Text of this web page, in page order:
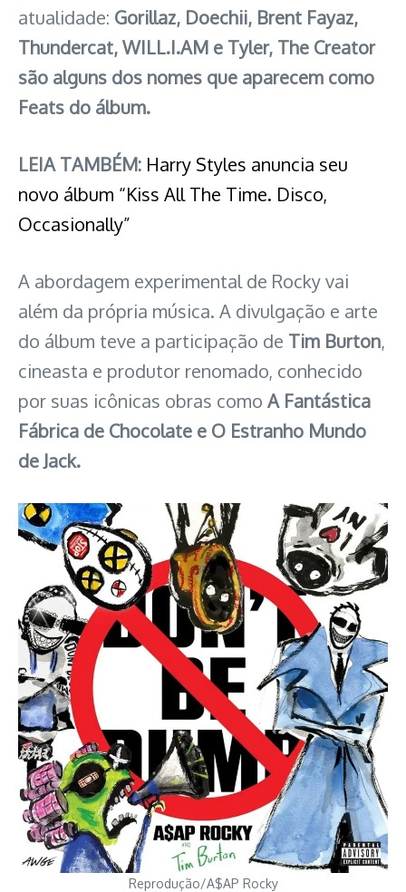
atualidade: Gorillaz, Doechii, Brent Fayaz,
Thundercat, WILL.I.AM e Tyler, The Creator
são alguns dos nomes que aparecem como
Feats do álbum.
LEIA TAMBÉM: Harry Styles anuncia seu
novo álbum “Kiss All The Time. Disco,
Occasionally”
A abordagem experimental de Rocky vai
além da própria música. A divulgação e arte
do álbum teve a participação de Tim Burton,
cineasta e produtor renomado, conhecido
por suas icônicas obras como A Fantástica
Fábrica de Chocolate e O Estranho Mundo
de Jack.
Reprodução/A$AP Rocky